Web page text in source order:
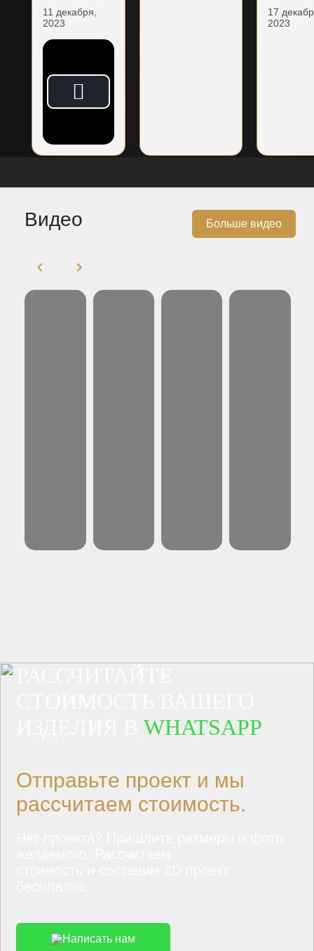
11 декабря,
2023
17
2023
Видео Больше видео
ИЗДЕЛИЯ ВWHATSAPP
Отправьте проект и мы
рассчитаем стоимость.
Написать нам